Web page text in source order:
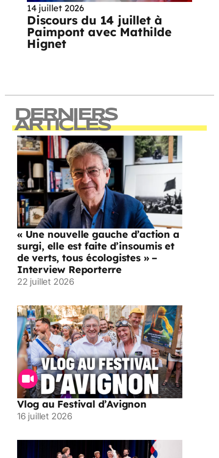
14 juillet 2026
Discours du 14 juillet à
Paimpont avec Mathilde
Hignet
DERNIERS
ARTICLES
« Une nouvelle gauche d’action a
surgi, elle est faite d’insoumis et
de verts, tous écologistes » –
Interview Reporterre
22 juillet 2026
Vlog au Festival d’Avignon
16 juillet 2026